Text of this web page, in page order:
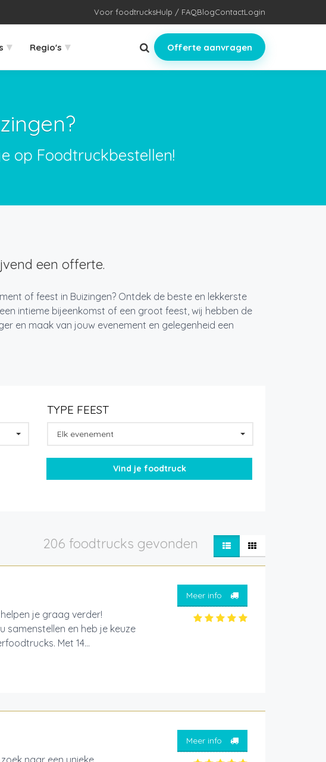
Voor foodtrucksHulp / FAQBlogContactLogin
▾ Regio's ▾ Offerte aanvragen
op Foodtruckbestellen!
een offerte.
of feest in Buizingen? Ontdek de beste en lekkerste
intieme bijeenkomst of een groot feest, wij hebben de
en maak van jouw evenement en gelegenheid een
TYPE FEEST
Elk evenement
206 foodtrucks gevonden
je graag verder!
en heb je keuze
Met 14...
Meer info
zoek naar een unieke
Meer info